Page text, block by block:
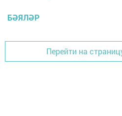
БӘЯЛӘР
Перейти на